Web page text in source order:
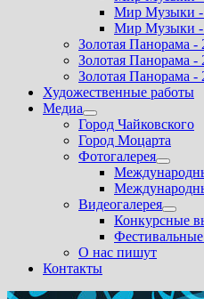
Мир Музыки -
Мир Музыки -
Золотая Панорама -
Золотая Панорама -
Золотая Панорама -
Художественные работы
Медиа
Показать
подменю
Город Чайковского
Город Моцарта
Фотогалерея
Видеогалерея
Конкурсные
О нас пишут
Контакты